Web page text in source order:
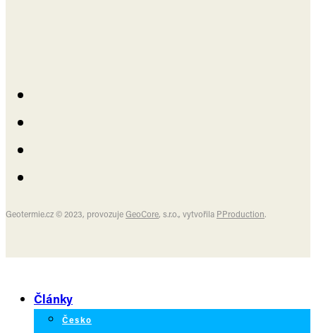
Geotermie.cz © 2023, provozujeGeoCore, s.r.o., vytvořila PProduction.
Články
Česko